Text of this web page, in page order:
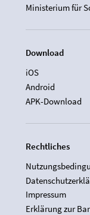
Ministerium für
Download
iOS
Android
APK-Download
Rechtliches
Impressum
Erklärung zur